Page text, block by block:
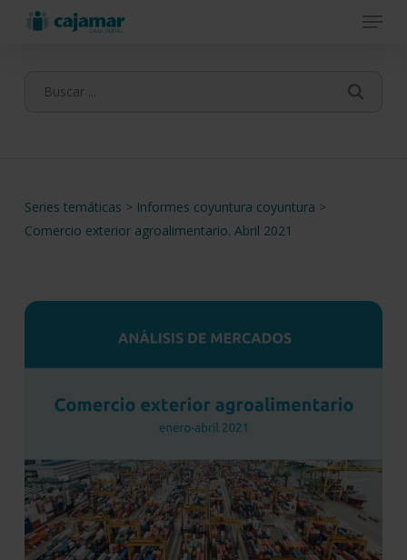
Menu
Series temáticas > Informes coyuntura coyuntura >
Comercio exterior agroalimentario. Abril 2021